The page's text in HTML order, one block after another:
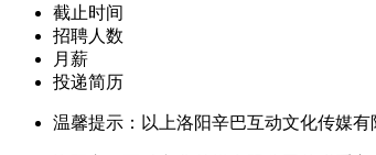
截止时间
招聘人数
月薪
投递简历
温馨提示：以上洛阳辛巴互动文化传媒